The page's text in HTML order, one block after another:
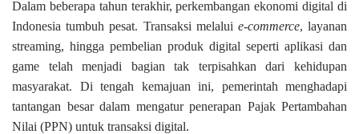
Dalam beberapa tahun terakhir, perkembangan ekonomi digital di
Indonesia tumbuh pesat. Transaksi melalui e-commerce, layanan
streaming, hingga pembelian produk digital seperti aplikasi dan
game telah menjadi bagian tak terpisahkan dari kehidupan
masyarakat. Di tengah kemajuan ini, pemerintah menghadapi
tantangan besar dalam mengatur penerapan Pajak Pertambahan
Nilai (PPN) untuk transaksi digital.